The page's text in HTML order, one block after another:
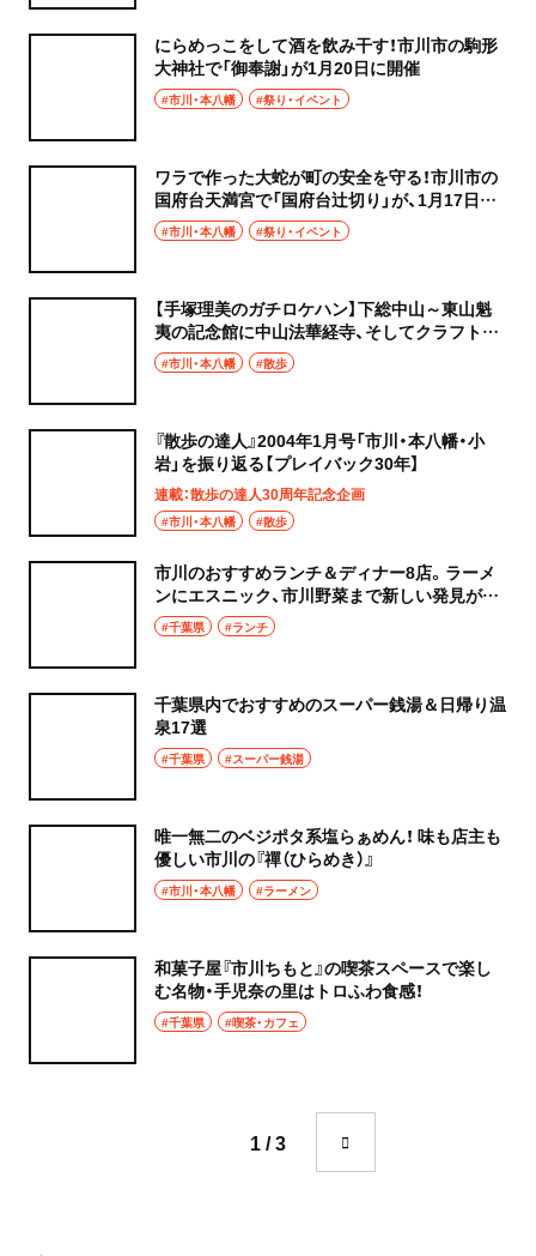
にらめっこをして酒を飲み干す！市川市の駒形
大神社で「御奉謝」が1月20日に開催
#市川・本八幡 #祭り・イベント
ワラで作った大蛇が町の安全を守る！市川市の
国府台天満宮で「国府台辻切り」が、1月17日に
開催
#市川・本八幡 #祭り・イベント
【手塚理美のガチロケハン】下総中山～東山魁
夷の記念館に中山法華経寺、そしてクラフトビ
ールで乾杯！
#市川・本八幡 #散歩
『散歩の達人』2004年1月号「市川・本八幡・小
岩」を振り返る【プレイバック30年】
連載：散歩の達人30周年記念企画
#市川・本八幡 #散歩
市川のおすすめランチ＆ディナー8店。ラーメ
ンにエスニック、市川野菜まで新しい発見がた
くさん！
#千葉県 #ランチ
千葉県内でおすすめのスーパー銭湯＆日帰り温
泉17選
#千葉県 #スーパー銭湯
唯一無二のベジポタ系塩らぁめん！ 味も店主も
優しい市川の『禪（ひらめき）』
#市川・本八幡 #ラーメン
和菓子屋『市川ちもと』の喫茶スペースで楽し
む名物・手児奈の里はトロふわ食感！
#千葉県 #喫茶・カフェ
1 / 3